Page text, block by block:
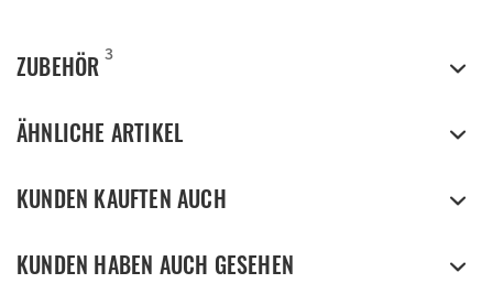
ZUBEHÖR 3
ÄHNLICHE ARTIKEL
KUNDEN KAUFTEN AUCH
KUNDEN HABEN AUCH GESEHEN